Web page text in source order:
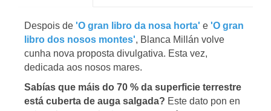
Despois de 'O gran libro da nosa horta' e 'O gran
libro dos nosos montes', Blanca Millán volve
cunha nova proposta divulgativa. Esta vez,
dedicada aos nosos mares.
Sabías que máis do 70 % da superficie terrestre
está cuberta de auga salgada? Este dato pon en